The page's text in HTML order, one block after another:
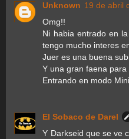
Unknown 19 de abril
Omg!!
Ni habia entrado en
tengo mucho interes
Juer es una buena
Y una gran faena para
Entrando en modo
El Sobaco de Darel
Y Darkseid que se ve